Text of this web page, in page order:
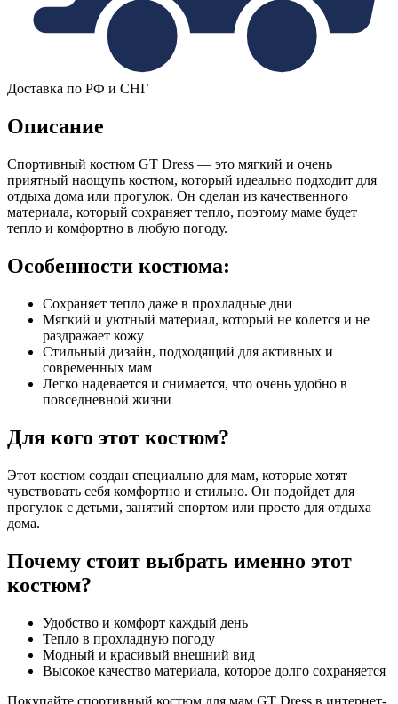
Доставка по РФ и СНГ
Описание
Спортивный костюм GT Dress — это мягкий и очень
приятный наощупь костюм, который идеально подходит для
отдыха дома или прогулок. Он сделан из качественного
материала, который сохраняет тепло, поэтому маме будет
тепло и комфортно в любую погоду.
Особенности костюма:
Сохраняет тепло даже в прохладные дни
Мягкий и уютный материал, который не колется и не
раздражает кожу
Стильный дизайн, подходящий для активных и
современных мам
Легко надевается и снимается, что очень удобно в
повседневной жизни
Для кого этот костюм?
Этот костюм создан специально для мам, которые хотят
чувствовать себя комфортно и стильно. Он подойдет для
прогулок с детьми, занятий спортом или просто для отдыха
дома.
Почему стоит выбрать именно этот
костюм?
Удобство и комфорт каждый день
Тепло в прохладную погоду
Модный и красивый внешний вид
Высокое качество материала, которое долго сохраняется
Покупайте спортивный костюм для мам GT Dress в интернет-